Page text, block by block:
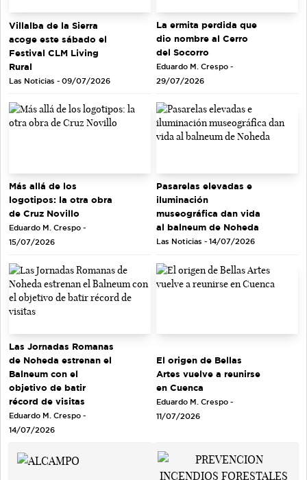
Villalba de la Sierra
acoge este sábado el
Festival CLM Living
Rural
Las Noticias - 09/07/2026
La ermita perdida que
dio nombre al Cerro
del Socorro
Eduardo M. Crespo -
29/07/2026
Más allá de los
logotipos: la otra obra
de Cruz Novillo
Eduardo M. Crespo -
15/07/2026
Pasarelas elevadas e
iluminación
museográfica dan vida
al balneum de Noheda
Las Noticias - 14/07/2026
Las Jornadas Romanas
de Noheda estrenan el
Balneum con el
objetivo de batir
récord de visitas
Eduardo M. Crespo -
14/07/2026
El origen de Bellas
Artes vuelve a reunirse
en Cuenca
Eduardo M. Crespo -
11/07/2026